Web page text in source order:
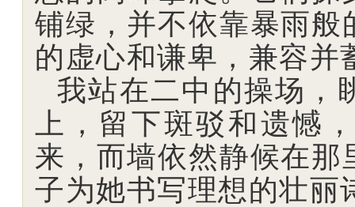
铺绿，并不依靠暴雨
的虚心和谦卑，兼容并
我站在二中的操场，
上，留下斑驳和遗憾
来，而墙依然静候在
子为她书写理想的壮丽